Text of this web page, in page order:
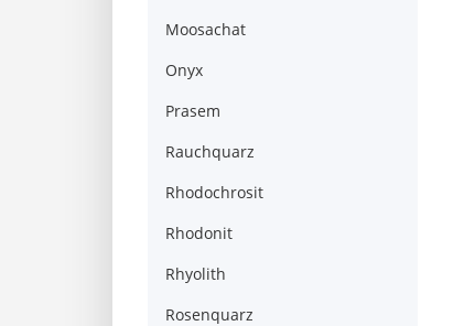
Moosachat
Onyx
Prasem
Rauchquarz
Rhodochrosit
Rhodonit
Rhyolith
Rosenquarz